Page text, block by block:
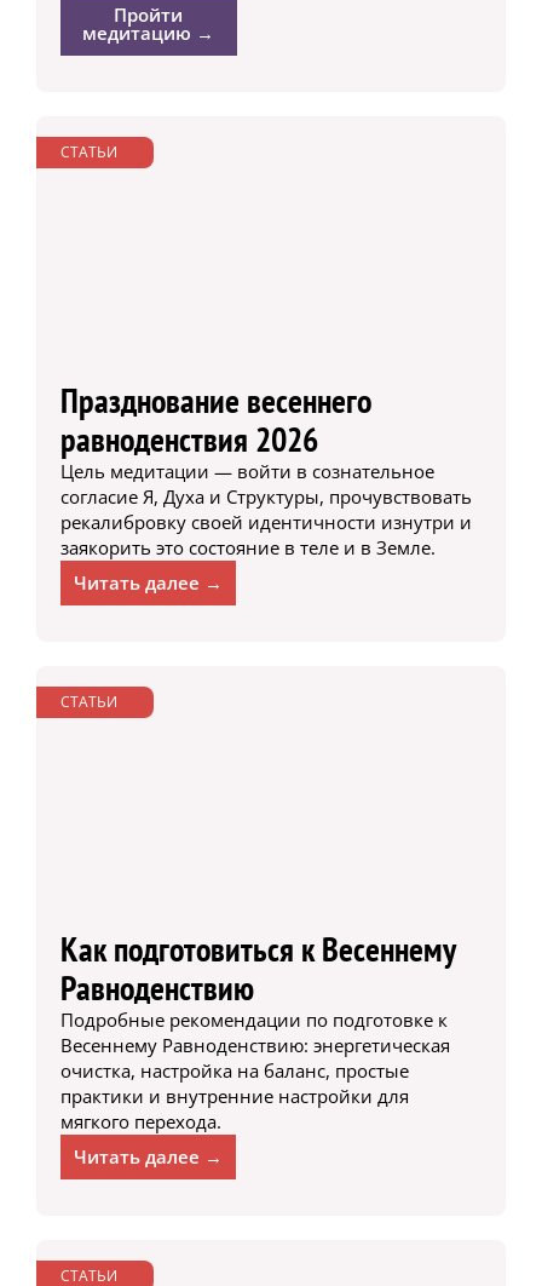
Пройти
медитацию →
СТАТЬИ
Празднование весеннего
равноденствия 2026
Цель медитации — войти в сознательное
согласие Я, Духа и Структуры, прочувствовать
рекалибровку своей идентичности изнутри и
заякорить это состояние в теле и в Земле.
Читать далее →
СТАТЬИ
Как подготовиться к Весеннему
Равноденствию
Подробные рекомендации по подготовке к
Весеннему Равноденствию: энергетическая
очистка, настройка на баланс, простые
практики и внутренние настройки для
мягкого перехода.
Читать далее →
СТАТЬИ